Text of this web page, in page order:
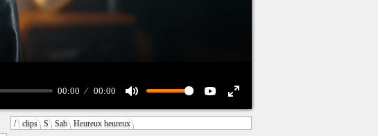
00:00 00:00
/ clips S Sab Heureux heureux